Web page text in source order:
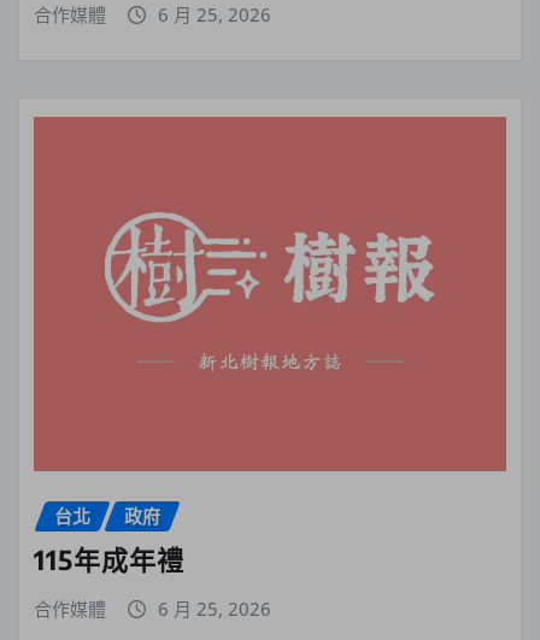
合作媒體 6 月 25, 2026
台北 政府
115年成年禮
合作媒體 6 月 25, 2026